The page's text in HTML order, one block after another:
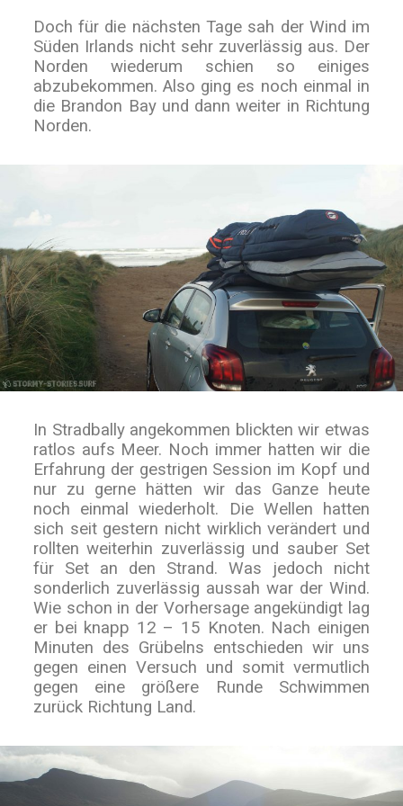
Doch für die nächsten Tage sah der Wind im
Süden Irlands nicht sehr zuverlässig aus. Der
Norden wiederum schien so einiges
abzubekommen. Also ging es noch einmal in
die Brandon Bay und dann weiter in Richtung
Norden.
In Stradbally angekommen blickten wir etwas
ratlos aufs Meer. Noch immer hatten wir die
Erfahrung der gestrigen Session im Kopf und
nur zu gerne hätten wir das Ganze heute
noch einmal wiederholt. Die Wellen hatten
sich seit gestern nicht wirklich verändert und
rollten weiterhin zuverlässig und sauber Set
für Set an den Strand. Was jedoch nicht
sonderlich zuverlässig aussah war der Wind.
Wie schon in der Vorhersage angekündigt lag
er bei knapp 12 – 15 Knoten. Nach einigen
Minuten des Grübelns entschieden wir uns
gegen einen Versuch und somit vermutlich
gegen eine größere Runde Schwimmen
zurück Richtung Land.